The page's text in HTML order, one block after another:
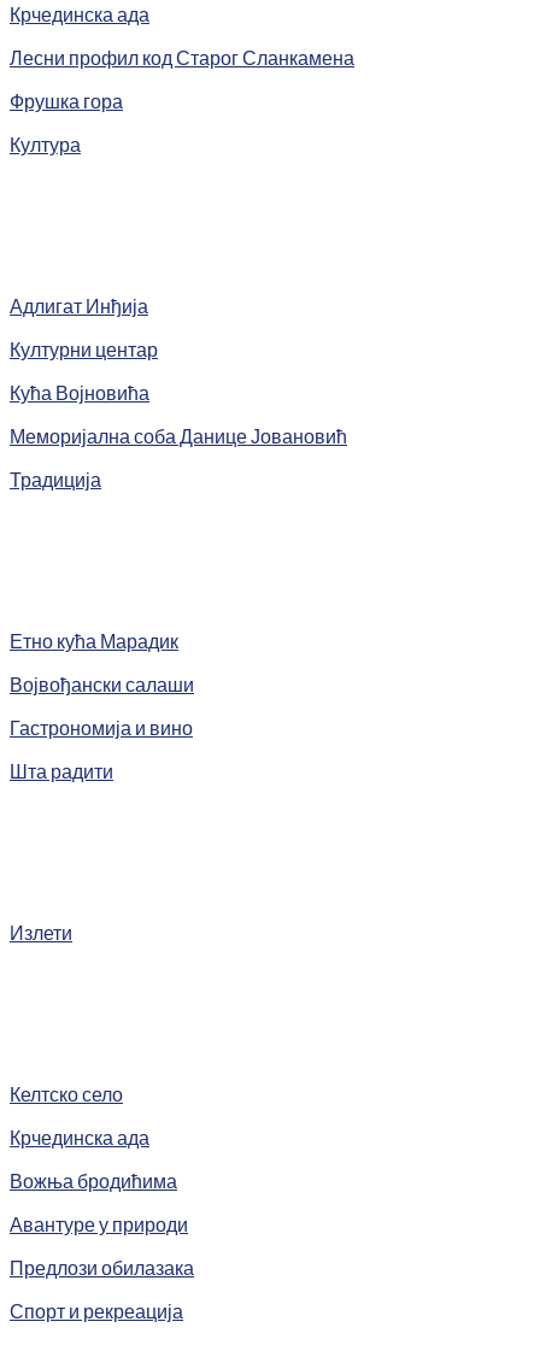
Крчединска ада
Лесни профил код Старог Сланкамена
Фрушка гора
Култура
Адлигат Инђија
Културни центар
Кућа Војновића
Меморијална соба Данице Јовановић
Традиција
Етно кућа Марадик
Војвођански салаши
Гастрономија и вино
Шта радити
Излети
Келтско село
Крчединска ада
Вожња бродићима
Авантуре у природи
Предлози обилазака
Спорт и рекреација